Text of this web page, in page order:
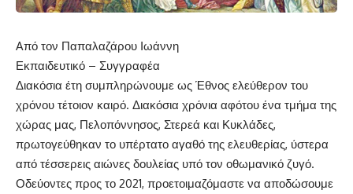
Aπό τον Παπαλαζάρου Ιωάννη
Εκπαιδευτικό – Συγγραφέα
Διακόσια έτη συμπληρώνουμε ως Έθνος ελεύθερον του
χρόνου τέτοιον καιρό. Διακόσια χρόνια αφότου ένα τμήμα της
χώρας μας, Πελοπόννησος, Στερεά και Κυκλάδες,
πρωτογεύθηκαν το υπέρτατο αγαθό της ελευθερίας, ύστερα
από τέσσερεις αιώνες δουλείας υπό τον οθωμανικό ζυγό.
Οδεύοντες προς το 2021, προετοιμαζόμαστε να αποδώσουμε